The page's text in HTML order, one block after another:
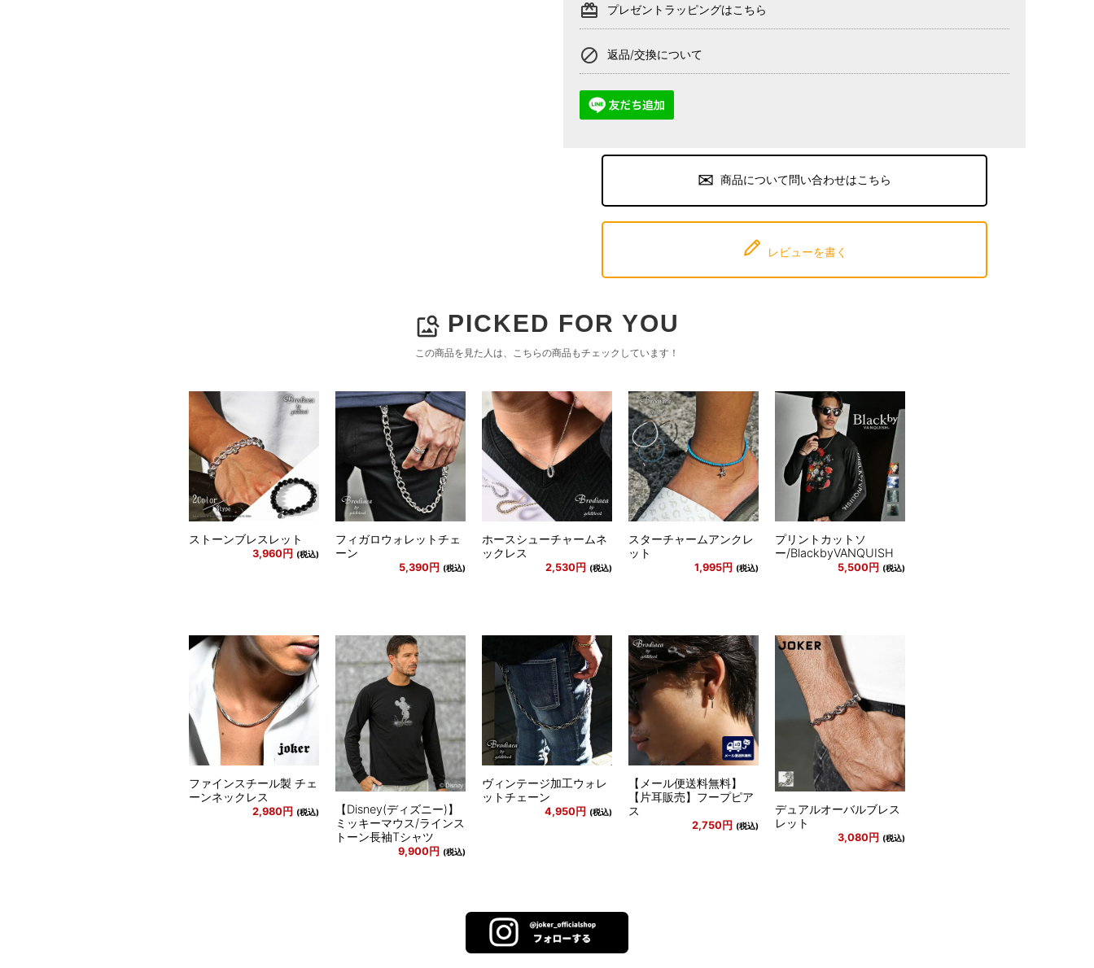
card_giftcard プレゼントラッピングはこちら
block 返品/交換について
商品について問い合わせはこちら
レビューを書く
image_search PICKED FOR YOU
この商品を見た人は、こちらの商品もチェックしています！
ストーンブレスレット
3,960円 (税込)
フィガロウォレットチェ
ーン
5,390円 (税込)
ホースシューチャームネ
ックレス
2,530円 (税込)
スターチャームアンクレ
ット
1,995円 (税込)
プリントカットソ
ー/BlackbyVANQUISH
5,500円 (税込)
ファインスチール製 チェ
ーンネックレス
2,980円 (税込)
【Disney(ディズニー)】
ミッキーマウス/ラインス
トーン長袖Tシャツ
9,900円 (税込)
ヴィンテージ加工ウォレ
ットチェーン
4,950円 (税込)
【メール便送料無料】
【片耳販売】フープピア
ス
2,750円 (税込)
デュアルオーバルブレス
レット
3,080円 (税込)